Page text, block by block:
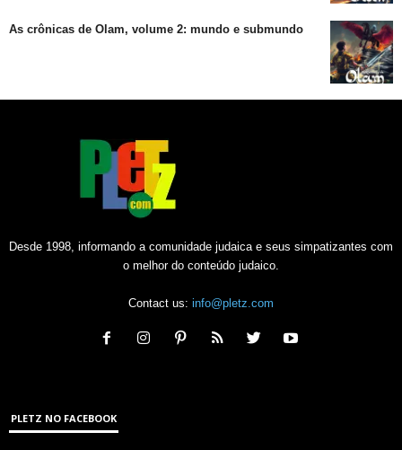
As crônicas de Olam, volume 2: mundo e submundo
Desde 1998, informando a comunidade judaica e seus simpatizantes com
o melhor do conteúdo judaico.
Contact us: info@pletz.com
PLETZ NO FACEBOOK